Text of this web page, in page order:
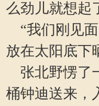
么劲儿就想起
“我们刚见
放在太阳底下
张北野愣了
桶钟迪送来，